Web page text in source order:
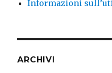
Informazioni
ARCHIVI